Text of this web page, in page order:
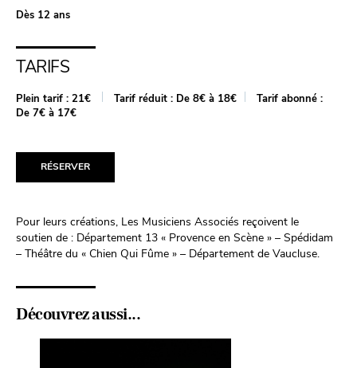
Dès 12 ans
TARIFS
Plein tarif : 21€ Tarif réduit : De 8€ à 18€
Tarif abonné :
De 7€ à 17€
RÉSERVER
Pour leurs créations, Les Musiciens Associés reçoivent le
soutien de : Département 13 « Provence en Scène » – Spédidam
– Théâtre du « Chien Qui Fûme » – Département de Vaucluse.
Découvrez aussi...